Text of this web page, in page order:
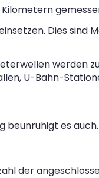
Dies sind
werden
U-Bahn-
beunruhigt es auch.
der